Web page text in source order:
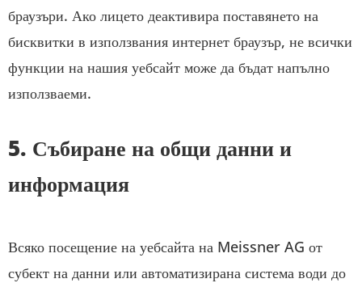
браузъри. Ако лицето деактивира поставянето на
бисквитки в използвания интернет браузър, не всички
функции на нашия уебсайт може да бъдат напълно
използваеми.
5. Събиране на общи данни и
информация
Всяко посещение на уебсайта на Meissner AG от
субект на данни или автоматизирана система води до